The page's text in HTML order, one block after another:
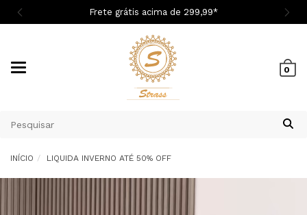
Cupom 1ª Compra BEMVINDASM
0
INÍCIO LIQUIDA INVERNO ATÉ 50% OFF